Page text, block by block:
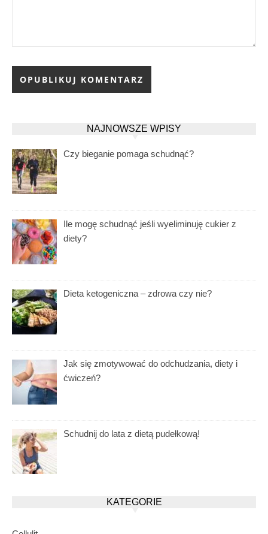
NAJNOWSZE WPISY
Czy bieganie pomaga schudnąć?
Ile mogę schudnąć jeśli wyeliminuję cukier z
diety?
Dieta ketogeniczna – zdrowa czy nie?
Jak się zmotywować do odchudzania, diety i
ćwiczeń?
Schudnij do lata z dietą pudełkową!
KATEGORIE